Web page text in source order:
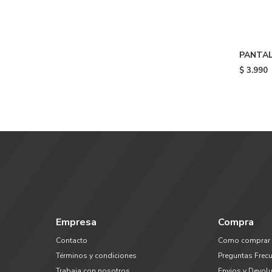
$ 3.990
Empresa
Contacto
Términos y condiciones
Compra
Como comprar
Preguntas